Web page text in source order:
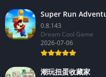
Super Run
0.8.143
Dream Cool Game
2026-07-06
潮玩扭蛋收藏家